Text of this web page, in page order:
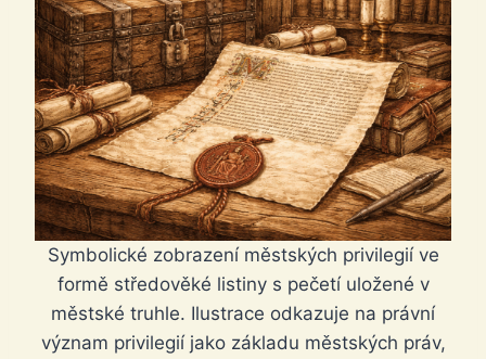
Symbolické zobrazení městských privilegií ve
formě středověké listiny s pečetí uložené v
městské truhle. Ilustrace odkazuje na právní
význam privilegií jako základu městských práv,